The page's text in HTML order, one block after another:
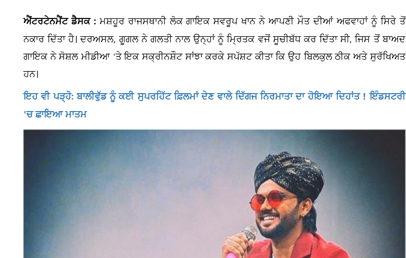
ਐਂਟਰਟੇਨਮੈਂਟ ਡੈਸਕ :ਮਸ਼ਹੂਰ ਰਾਜਸਥਾਨੀ ਲੋਕ ਗਾਇਕ ਸਵਰੂਪ ਖਾਨ ਨੇ ਆਪਣੀ ਮੌਤ ਦੀਆਂ ਅਫਵਾਹਾਂ ਨੂੰ ਸਿਰੇ ਤੋਂ
ਨਕਾਰ ਦਿੱਤਾ ਹੈ। ਦਰਅਸਲ, ਗੂਗਲ ਨੇ ਗਲਤੀ ਨਾਲ ਉਨ੍ਹਾਂ ਨੂੰ ਮ੍ਰਿਤਕ ਵਜੋਂ ਸੂਚੀਬੱਧ ਕਰ ਦਿੱਤਾ ਸੀ, ਜਿਸ ਤੋਂ ਬਾਅਦ
ਗਾਇਕ ਨੇ ਸੋਸ਼ਲ ਮੀਡੀਆ 'ਤੇ ਇਕ ਸਕ੍ਰੀਨਸ਼ੌਟ ਸਾਂਝਾ ਕਰਕੇ ਸਪੱਸ਼ਟ ਕੀਤਾ ਕਿ ਉਹ ਬਿਲਕੁਲ ਠੀਕ ਅਤੇ ਸੁਰੱਖਿਅਤ
ਹਨ।
ਇਹ ਵੀ ਪੜ੍ਹੋ: ਬਾਲੀਵੁੱਡ ਨੂੰ ਕਈ ਸੁਪਰਹਿੱਟ ਫ਼ਿਲਮਾਂ ਦੇਣ ਵਾਲੇ ਦਿੱਗਜ ਨਿਰਮਾਤਾ ਦਾ ਹੋਇਆ ਦਿਹਾਂਤ ! ਇੰਡਸਟਰੀ
'ਚ ਛਾਇਆ ਮਾਤਮ